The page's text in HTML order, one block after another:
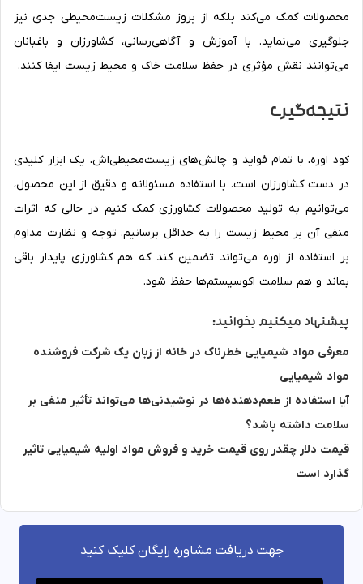
محصولات کمک می‌کند بلکه از بروز مشکلات زیست‌محیطی جدی نیز
جلوگیری می‌نماید. با آموزش و آگاهی‌رسانی، کشاورزان و باغبانان
می‌توانند نقش مؤثری در حفظ سلامت خاک و محیط زیست ایفا کنند.
نتیجه‌گیری
کود اوره، با تمام فواید و چالش‌های زیست‌محیطی‌اش، یک ابزار کلیدی
در دست کشاورزان است. با استفاده مسئولانه و دقیق از این محصول،
می‌توانیم به تولید محصولات کشاورزی کمک کنیم در حالی که اثرات
منفی آن بر محیط زیست را به حداقل برسانیم. توجه و نظارت مداوم
بر استفاده از اوره می‌تواند تضمین کند که هم کشاورزی پایدار باقی
بماند و هم سلامت اکوسیستم‌ها حفظ شود.
پیشنهاد میکنیم بخوانید:
معرفی مواد شیمیایی خطرناک در خانه از زبان یک شرکت فروشنده
مواد شیمیایی
آیا استفاده از طعم‌دهنده‌ها در نوشیدنی‌ها می‌تواند تأثیر منفی بر
سلامت داشته باشد؟
قیمت دلار چقدر روی قیمت خرید و فروش مواد اولیه شیمیایی تاثیر
گذارد است
جهت دریافت مشاوره رایگان کلیک کنید